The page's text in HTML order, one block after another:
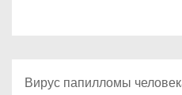
Вирус папилломы